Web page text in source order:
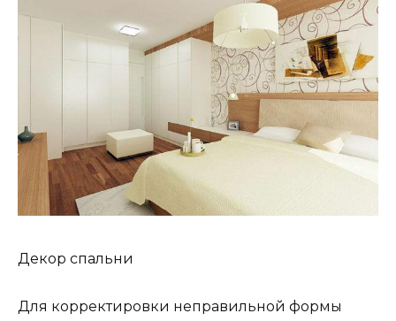
Декор спальни
Для корректировки неправильной формы